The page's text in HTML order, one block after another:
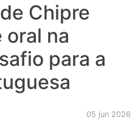
Chipre
oral na
para a
05 jun 2026